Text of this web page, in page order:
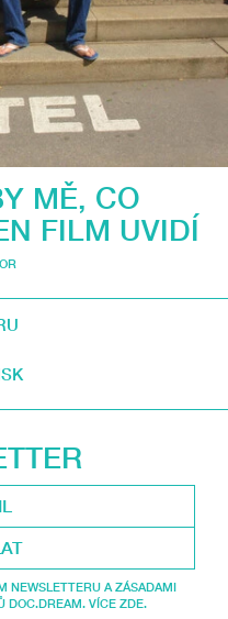
MĚ, CO
FILM UVIDÍ
NEWSLETTERU A ZÁSADAMI
DOC.DREAM. VÍCE ZDE.